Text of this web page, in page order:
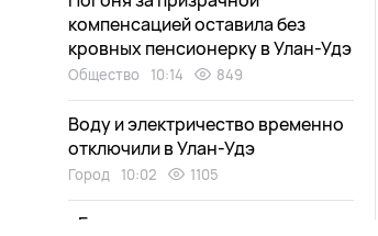
компенсацией оставила без
кровных пенсионерку в Улан-Удэ
Общество 10:14 849
Воду и электричество временно
отключили в Улан-Удэ
Город 10:02 1105
«Бывшая» коллега опустошила